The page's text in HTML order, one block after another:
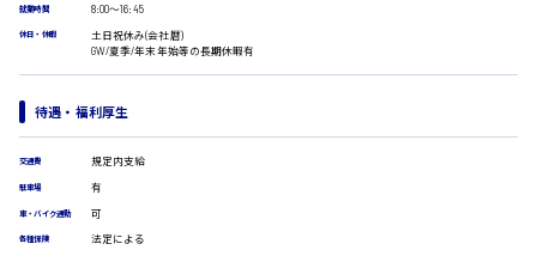
翻訳、通訳
IT・クリエイティブ系
WEBデザイナー
校正・編集
システムエンジニア
プログラマー
カスタマーエンジニア
販売・サービス・フード系
時給1500円以上
就業時間 8:00〜16:45
休日・休暇
土日祝休み(会社暦)
GW/夏季/年末年始等の長期休暇有
待遇・福利厚生
交通費 規定内支給
駐車場 有
車・バイク通勤 可
各種保険 法定による